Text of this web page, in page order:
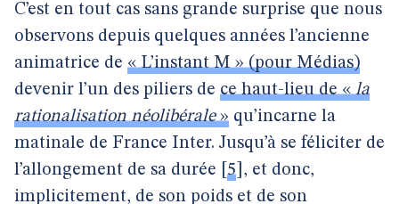
C’est en tout cas sans grande surprise que nous
observons depuis quelques années l’ancienne
animatrice de « L’instant M » (pour Médias)
devenir l’un des piliers de ce haut-lieu de «la
rationalisation néolibérale» qu’incarne la
matinale de France Inter. Jusqu’à se féliciter de
l’allongement de sa durée
5 , et donc,
implicitement, de son poids et de son